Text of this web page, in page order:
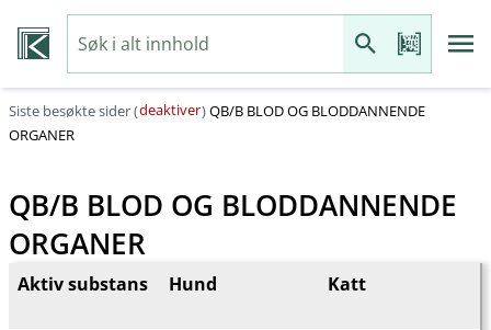
Siste besøkte sider (deaktiver)QB​/​B BLOD OG BLODDANNENDE
ORGANER
QB​/​B BLOD OG BLODDANNENDE
ORGANER
Aktiv substans Hund Katt